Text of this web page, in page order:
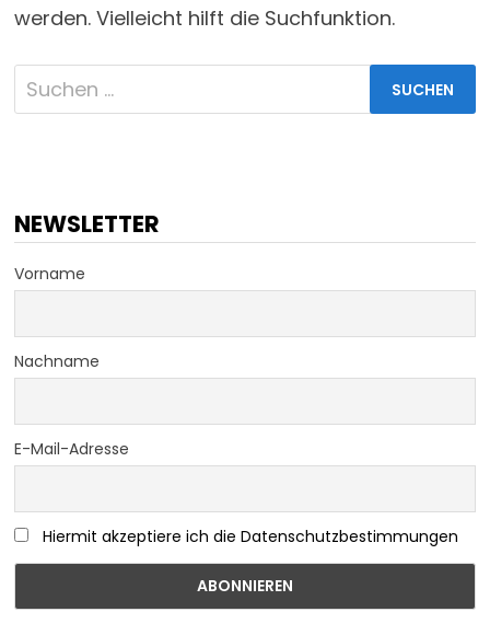
werden. Vielleicht hilft die Suchfunktion.
Suchen
nach:
NEWSLETTER
Vorname
Nachname
E-Mail-Adresse
Hiermit akzeptiere ich die Datenschutzbestimmungen